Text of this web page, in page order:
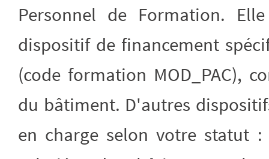
Personnel de Formation.
dispositif de financement
(code formation MOD_PAC),
du bâtiment. D'autres
en charge selon votre statut :